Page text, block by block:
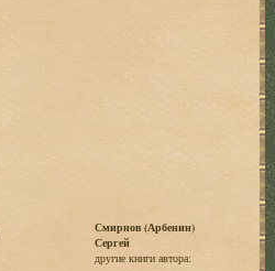
Смирнов (Арбенин)
Сергей
другие книги автора: